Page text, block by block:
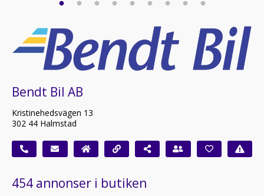
Bendt Bil AB
Kristinehedsvägen 13
302 44 Halmstad
454 annonser i butiken